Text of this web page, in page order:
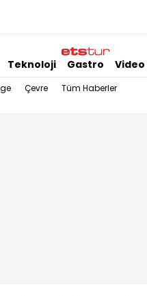
Teknoloji Gastro Video
Çevre Tüm Haberler